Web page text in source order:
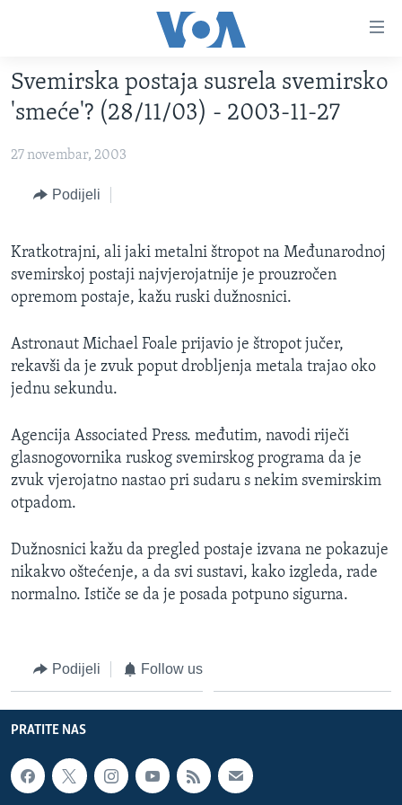
glavni
sadržaj
na
navigaciju
na
pretragu
TV PROGRAM
FOTOGRAFIJE DANA
VIJESTI
BOSNA I HERCEGOVINA
SPECIJALNI PROJEKTI
KORUPCIJA
ŽENSKA STRANA
IZBJEGLIČKA STRANA
O GLASU AMERIKE
Learning English
PRATITE NAS
Svemirska postaja susrela svemirsko
'smeće'? (28/11/03) - 2003-11-27
27 novembar, 2003
Podijeli
Kratkotrajni, ali jaki metalni štropot na Međunarodnoj
svemirskoj postaji najvjerojatnije je prouzročen
opremom postaje, kažu ruski dužnosnici.
Astronaut Michael Foale prijavio je štropot jučer,
rekavši da je zvuk poput drobljenja metala trajao oko
jednu sekundu.
Agencija Associated Press. međutim, navodi riječi
glasnogovornika ruskog svemirskog programa da je
zvuk vjerojatno nastao pri sudaru s nekim svemirskim
otpadom.
Dužnosnici kažu da pregled postaje izvana ne pokazuje
nikakvo oštećenje, a da svi sustavi, kako izgleda, rade
normalno. Ističe se da je posada potpuno sigurna.
Podijeli Follow us
PRATITE NAS